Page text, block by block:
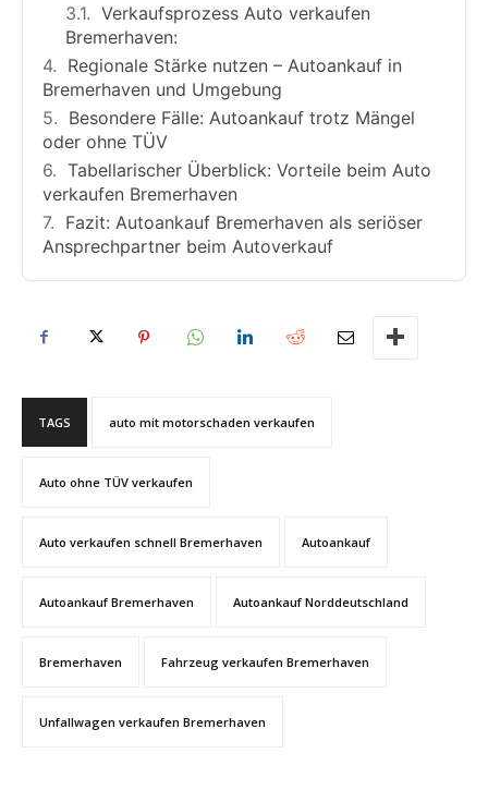
Verkaufsprozess Auto verkaufen
Bremerhaven:
Regionale Stärke nutzen – Autoankauf in
Bremerhaven und Umgebung
Besondere Fälle: Autoankauf trotz Mängel
oder ohne TÜV
Tabellarischer Überblick: Vorteile beim Auto
verkaufen Bremerhaven
Fazit: Autoankauf Bremerhaven als seriöser
Ansprechpartner beim Autoverkauf
TAGS auto mit motorschaden verkaufen
Auto ohne TÜV verkaufen
Auto verkaufen schnell Bremerhaven Autoankauf
Autoankauf Bremerhaven Autoankauf Norddeutschland
Bremerhaven Fahrzeug verkaufen Bremerhaven
Unfallwagen verkaufen Bremerhaven